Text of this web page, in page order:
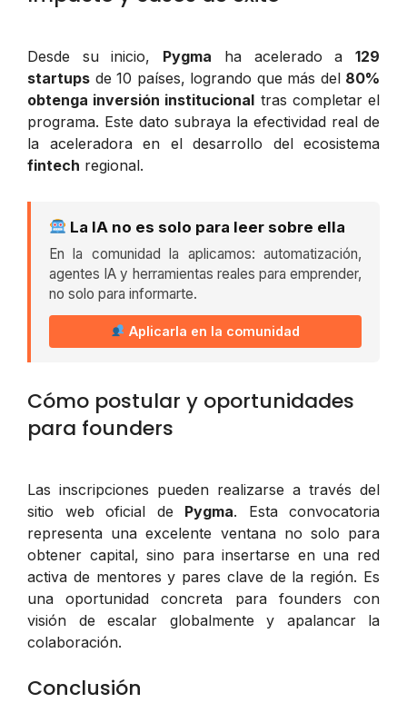
Desde su inicio, Pygma ha acelerado a129
startups de 10 países, logrando que más del 80%
obtenga inversión institucional tras completar el
programa. Este dato subraya la efectividad real de
la aceleradora en el desarrollo del ecosistema
fintech regional.
La IA no es solo para leer sobre ella
En la comunidad la aplicamos: automatización,
agentes IA y herramientas reales para emprender,
no solo para informarte.
Aplicarla en la comunidad
Cómo postular y oportunidades
para founders
Las inscripciones pueden realizarse a través del
sitio web oficial de Pygma. Esta convocatoria
representa una excelente ventana no solo para
obtener capital, sino para insertarse en una red
activa de mentores y pares clave de la región. Es
una oportunidad concreta para founders con
visión de escalar globalmente y apalancar la
colaboración.
Conclusión